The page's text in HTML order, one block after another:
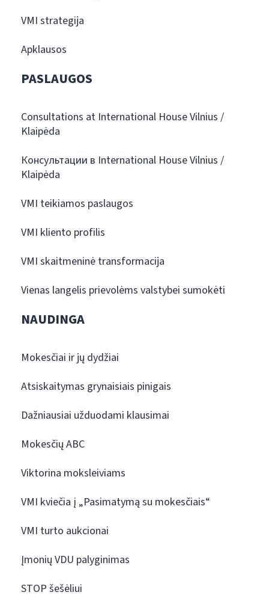
VMI strategija
Apklausos
PASLAUGOS
Consultations at International House Vilnius /
Klaipėda
Консультации в International House Vilnius /
Klaipėda
VMI teikiamos paslaugos
VMI kliento profilis
VMI skaitmeninė transformacija
Vienas langelis prievolėms valstybei sumokėti
NAUDINGA
Mokesčiai ir jų dydžiai
Atsiskaitymas grynaisiais pinigais
Dažniausiai užduodami klausimai
Mokesčių ABC
Viktorina moksleiviams
VMI kviečia į „Pasimatymą su mokesčiais“
VMI turto aukcionai
Įmonių VDU palyginimas
STOP šešėliui